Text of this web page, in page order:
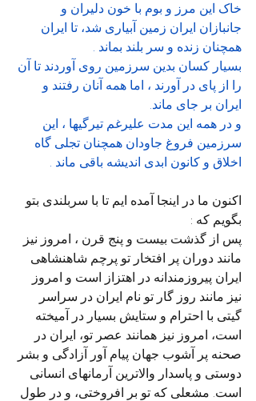
خاک این مرز و بوم با خون دلیران و
جانبازان ایران زمین آبیاری شد، تا ایران
همچنان زنده و سر بلند بماند .
بسیار کسان بدین سرزمین روی آوردند تا آن
را از پای در آورند ، اما همه آنان رفتند و
ایران بر جای ماند.
و در همه این مدت علیرغم تیرگیها ، این
سرزمین فروغ جاودان همچنان تجلی گاه
اخلاق و کانون ابدی اندیشه باقی ماند .
اکنون ما در اینجا آمده ایم تا با سربلندی بتو
بگویم که :
پس از گذشت بیست و پنج قرن ، امروز نیز
مانند دوران پر افتخار تو پرچم شاهنشاهی
ایران پیروزمندانه در اهتزاز است و امروز
نیز مانند روز گار تو نام ایران در سراسر
گیتی با احترام و ستایش بسیار در آمیخته
است، امروز نیز همانند عصر تو، ایران در
صحنه پر آشوب جهان پیام آور آزادگی و بشر
دوستی و پاسدار والاترین آرمانهای انسانی
است. مشعلی که تو بر افروختی، و در طول